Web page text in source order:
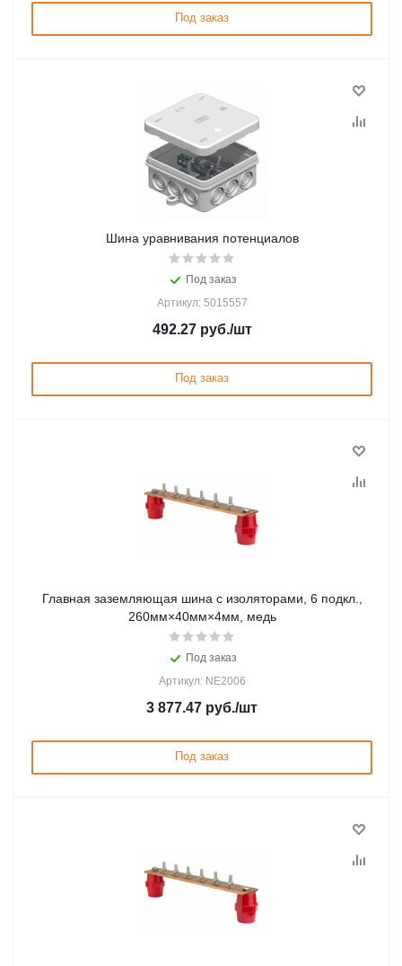
Под заказ
Шина уравнивания потенциалов
Под заказ
Артикул: 5015557
492.27руб./шт
Под заказ
Главная заземляющая шина с изоляторами, 6 подкл.,
260мм×40мм×4мм, медь
Под заказ
Артикул: NE2006
3 877.47 руб./шт
Под заказ